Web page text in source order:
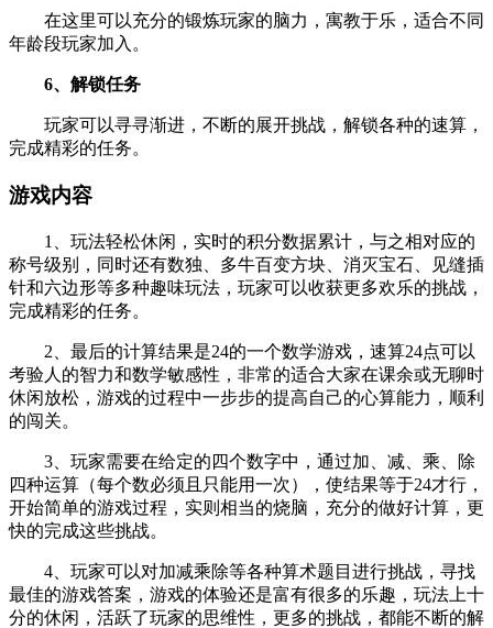
在这里可以充分的锻炼玩家的脑力，寓教于乐，适合不同
年龄段玩家加入。
6、解锁任务
玩家可以寻寻渐进，不断的展开挑战，解锁各种的速算，
完成精彩的任务。
游戏内容
1、玩法轻松休闲，实时的积分数据累计，与之相对应的
称号级别，同时还有数独、多牛百变方块、消灭宝石、见缝插
针和六边形等多种趣味玩法，玩家可以收获更多欢乐的挑战，
完成精彩的任务。
2、最后的计算结果是24的一个数学游戏，速算24点可以
考验人的智力和数学敏感性，非常的适合大家在课余或无聊时
休闲放松，游戏的过程中一步步的提高自己的心算能力，顺利
的闯关。
3、玩家需要在给定的四个数字中，通过加、减、乘、除
四种运算（每个数必须且只能用一次），使结果等于24才行，
开始简单的游戏过程，实则相当的烧脑，充分的做好计算，更
快的完成这些挑战。
4、玩家可以对加减乘除等各种算术题目进行挑战，寻找
最佳的游戏答案，游戏的体验还是富有很多的乐趣，玩法上十
分的休闲，活跃了玩家的思维性，更多的挑战，都能不断的解